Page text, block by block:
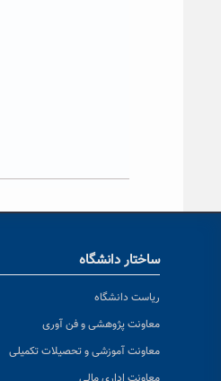
ساختار دانشگاه
ریاست دانشگاه
معاونت پژوهشی و فن آوری
معاونت آموزشی و تحصیلات تکمیلی